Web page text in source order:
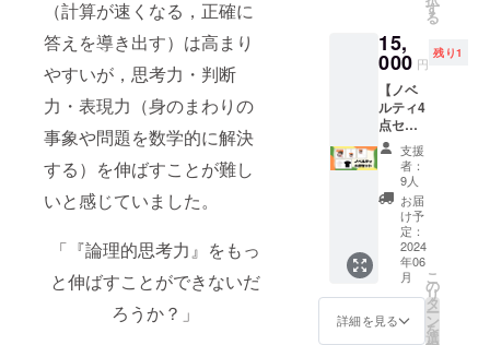
（計算が速くなる，正確に
答えを導き出す）は高まり
やすいが，思考力・判断
力・表現力（身のまわりの
事象や問題を数学的に解決
する）を伸ばすことが難し
いと感じていました。
「『論理的思考力』をもっ
と伸ばすことができないだ
ろうか？」
（台座
直径）
厚さ：
3mm 〜
リター
ン額は
任意で
上乗せ
が可能
です。
更なる
ご支援
でより
頑張れ
ますの
で，
もっと
背面は
なりま
す。 普
段使い
するも
よし，
お家に
飾って
おくも
よしで
す。 色
は白・
黒どち
らかを
選択し
てくだ
さい。
サイズ
す
る
15,
000 円
残り1
【ノベ
ルティ4
点セッ
ト】 ス
テッ
カー，
アクリ
ルキー
ホル
ダー，
アクリ
ルスタ
ンド，T
シャツ
の4点
支援
者：
9人
お届
け予
定：
2024
年06
月
詳細を見る
こ
の
リ
タ
ー
ン
を
選